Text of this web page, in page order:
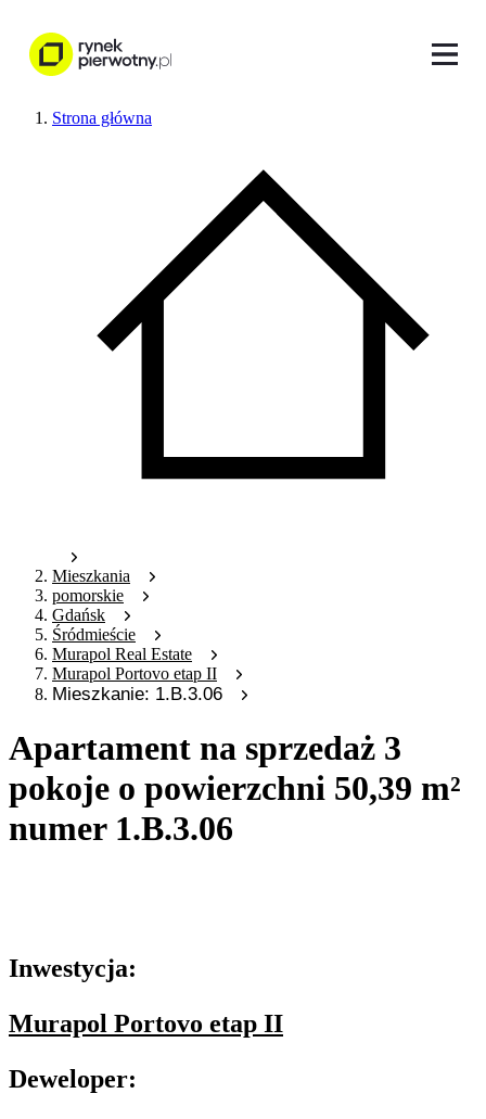
Strona główna
Mieszkania
pomorskie
Gdańsk
Śródmieście
Murapol Real Estate
Murapol Portovo etap II
Mieszkanie: 1.B.3.06
Apartament na sprzedaż 3
pokoje o powierzchni 50,39 m²
numer 1.B.3.06
Inwestycja:
Murapol Portovo etap II
Deweloper: